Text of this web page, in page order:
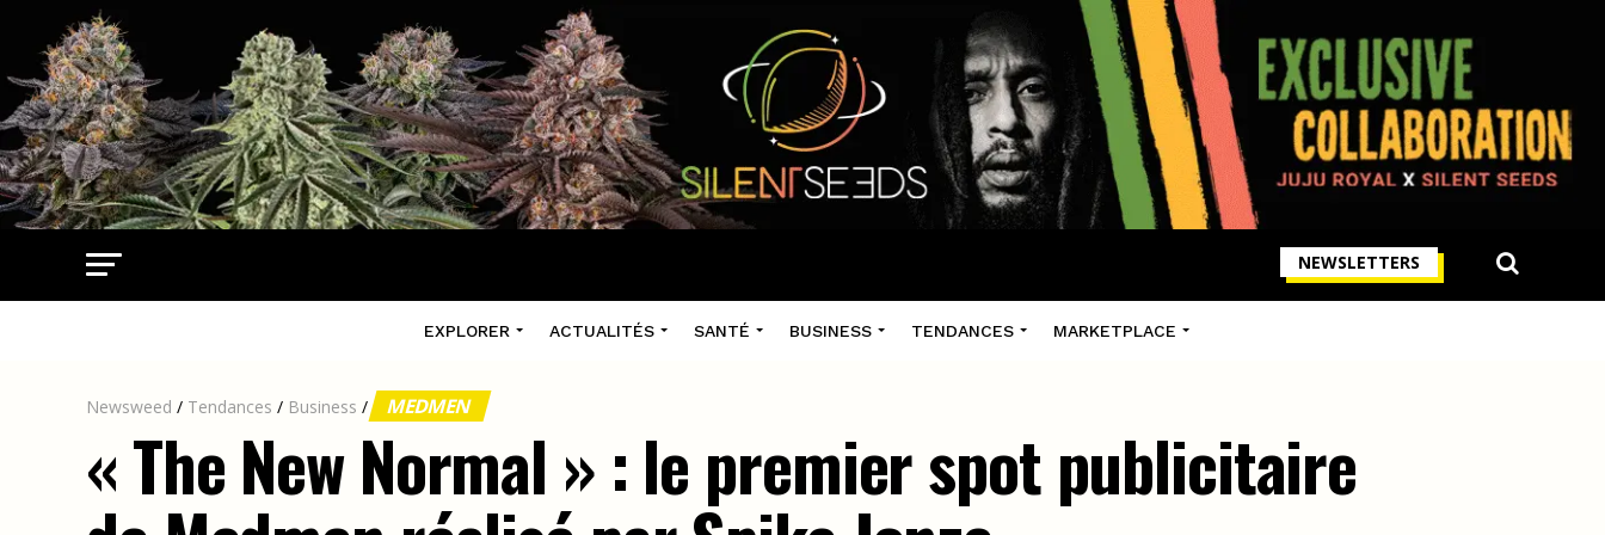
NEWSLETTERS
EXPLORER ACTUALITÉS SANTÉ BUSINESS TENDANCES MARKETPLACE
Newsweed / Tendances / Business / MEDMEN
« The New Normal » : le premier spot publicitaire